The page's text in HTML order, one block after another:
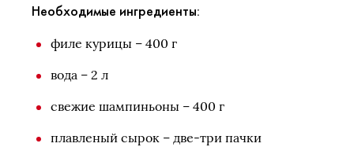
Необходимые ингредиенты:
филе курицы – 400 г
вода – 2 л
свежие шампиньоны – 400 г
плавленый сырок – две-три пачки